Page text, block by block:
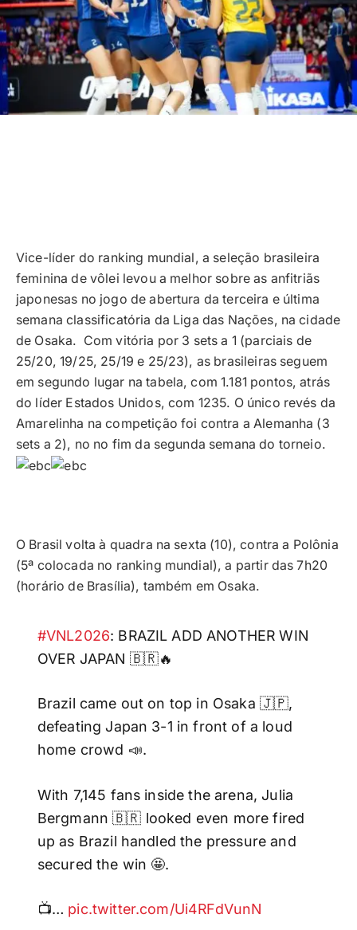
Vice-líder do ranking mundial, a seleção brasileira
feminina de vôlei levou a melhor sobre as anfitriãs
japonesas no jogo de abertura da terceira e última
semana classificatória da Liga das Nações, na cidade
de Osaka. Com vitória por 3 sets a 1 (parciais de
25/20, 19/25, 25/19 e 25/23), as brasileiras seguem
em segundo lugar na tabela, com 1.181 pontos, atrás
do líder Estados Unidos, com 1235. O único revés da
Amarelinha na competição foi contra a Alemanha (3
sets a 2), no no fim da segunda semana do torneio.
O Brasil volta à quadra na sexta (10), contra a Polônia
(5ª colocada no ranking mundial), a partir das 7h20
(horário de Brasília), também em Osaka.
#VNL2026: BRAZIL ADD ANOTHER WIN
OVER JAPAN 🇧🇷🔥
Brazil came out on top in Osaka 🇯🇵,
defeating Japan 3-1 in front of a loud
home crowd 📣.
With 7,145 fans inside the arena, Julia
Bergmann 🇧🇷 looked even more fired
up as Brazil handled the pressure and
secured the win 🤩.
📺… pic.twitter.com/Ui4RFdVunN